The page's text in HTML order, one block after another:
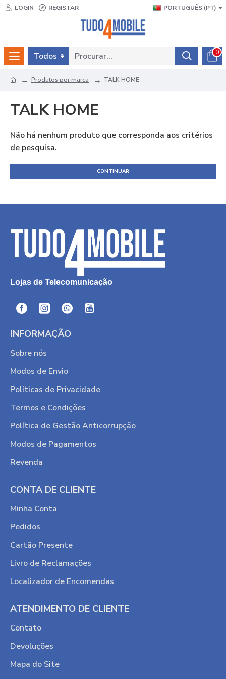
LOGIN REGISTAR PORTUGUÊS (PT)
Todos 0
Produtos por marca TALK HOME
TALK HOME
Não há nenhum produto que corresponda aos critérios
de pesquisa.
CONTINUAR
Lojas de Telecomunicação
INFORMAÇÃO
Sobre nós
Modos de Envio
Políticas de Privacidade
Termos e Condições
Política de Gestão Anticorrupção
Modos de Pagamentos
Revenda
CONTA DE CLIENTE
Minha Conta
Pedidos
Cartão Presente
Livro de Reclamações
Localizador de Encomendas
ATENDIMENTO DE CLIENTE
Contato
Devoluções
Mapa do Site